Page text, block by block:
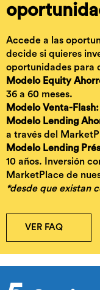
Accede a las
decide si quieres
oportunidades para
Modelo Equity
36 a 60 meses.
Modelo Venta-Flash:
Modelo Lending
a través del
Modelo Lending
10 años. Inversión
MarketPlace de
*desde que existan
VER FAQ